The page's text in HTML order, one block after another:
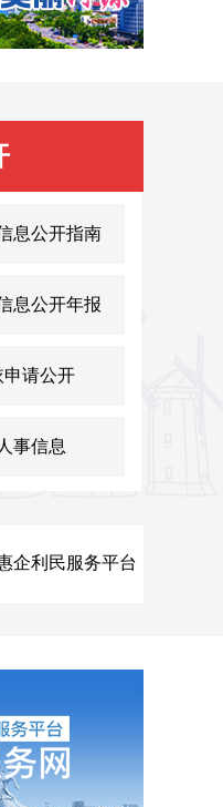
智能全球治理高级别会议
三年成效新闻发布会
息公开指南
息公开年报
申请公开
人事信息
企利民服务平台
按热度分类